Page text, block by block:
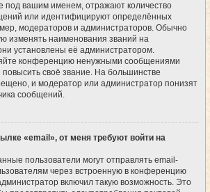
под вашим именем, отражают количество
или идентифицируют определённых
модераторов и администраторов. Обычно
изменять наименования званий на
установлены её администратором.
конференцию ненужными сообщениями
повысить своё звание. На большинстве
и модератор или администратор понизят
сообщений.
«email», от меня требуют войти на
пользователи могут отправлять email-
через встроенную в конференцию
включил такую возможность. Это